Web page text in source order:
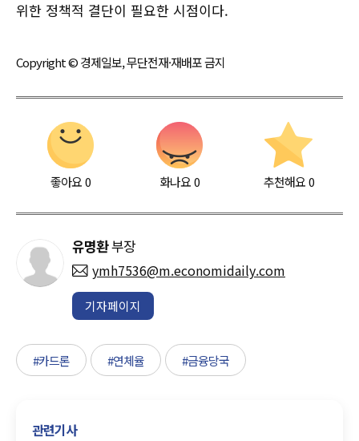
위한 정책적 결단이 필요한 시점이다.
Copyright © 경제일보, 무단전재·재배포 금지
좋아요0 화나요0 추천해요 0
유명환부장
ymh7536@m.economidaily.com
기자페이지
#카드론 #연체율 #금융당국
관련기사